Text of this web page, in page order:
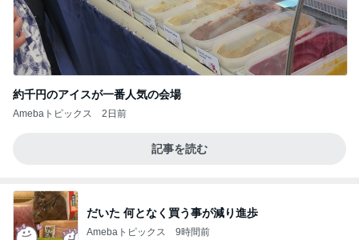
約千円のアイスが一番人気の会場
Amebaトピックス 2日前
記事を読む
だいた 何となく買う事が減り進歩
Amebaトピックス 9時間前